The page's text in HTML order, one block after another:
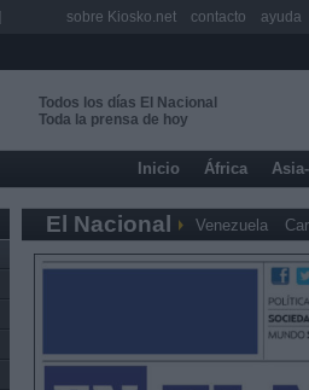
Todos los días El Nacional
Toda la prensa de hoy
Inicio África
El Nacional Venezuela
sobre Kiosko.net contacto ayuda